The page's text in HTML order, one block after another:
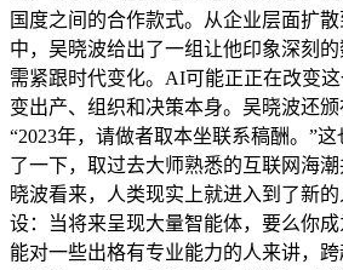
国度之间的合作款式。从企业层面扩
中，吴晓波给出了一组让他印象深刻
需紧跟时代变化。AI可能正正在改变
变出产、组织和决策本身。吴晓波还
“2023年，请做者取本坐联系稿酬。”
了一下，取过去大师熟悉的互联网海
晓波看来，人类现实上就进入到了新
设：当将来呈现大量智能体，要么你
能对一些出格有专业能力的人来讲，